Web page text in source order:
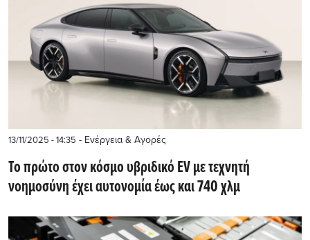
13/11/2025 - 14:35 - Ενέργεια & Αγορές
Το πρώτο στον κόσμο υβριδικό EV με τεχνητή
νοημοσύνη έχει αυτονομία έως και 740 χλμ